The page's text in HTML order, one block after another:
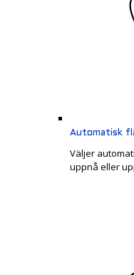
Automatisk
Väljer
uppnå eller